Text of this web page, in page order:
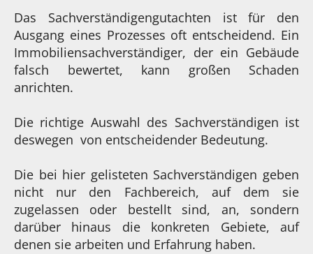
Das Sachverständigengutachten ist für den
Ausgang eines Prozesses oft entscheidend. Ein
Immobiliensachverständiger, der ein Gebäude
falsch bewertet, kann großen Schaden
anrichten.
Die richtige Auswahl des Sachverständigen ist
deswegen von entscheidender Bedeutung.
Die bei hier gelisteten Sachverständigen geben
nicht nur den Fachbereich, auf dem sie
zugelassen oder bestellt sind, an, sondern
darüber hinaus die konkreten Gebiete, auf
denen sie arbeiten und Erfahrung haben.